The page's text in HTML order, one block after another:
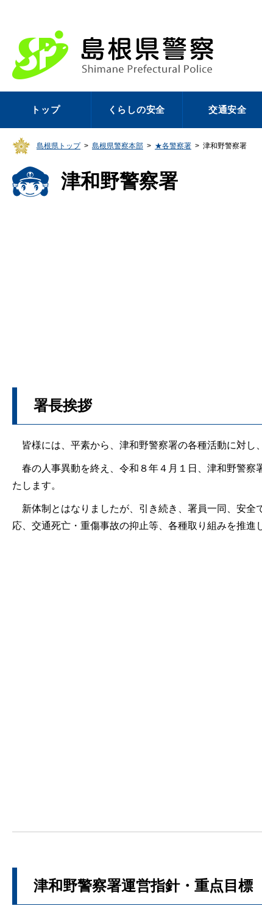
トップ くらしの安全 交通安全
島根県トップ > 島根県警察本部 > ★各警察署 > 津和野警察署
津和野警察署
署長挨拶
皆様には、平素から、津和野警察署の各種活動に対し
春の人事異動を終え、令和８年４月１日、津和野警察
たします。
新体制とはなりましたが、引き続き、署員一同、安全
応、交通死亡・重傷事故の抑止等、各種取り組みを推進
津和野警察署運営指針・重点目標